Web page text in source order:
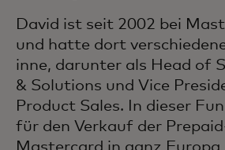
David ist seit 2002 bei
und hatte dort
inne, darunter als Head of
& Solutions und Vice
Product Sales. In dieser
für den Verkauf der
Mastercard in ganz Europa